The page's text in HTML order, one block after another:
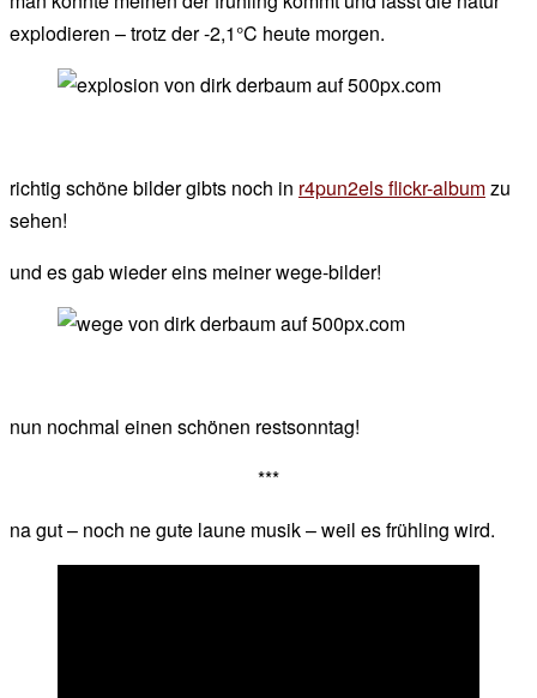
explodieren – trotz der -2,1°C heute morgen.
richtig schöne bilder gibts noch in r4pun2els flickr-albumzu
sehen!
und es gab wieder eins meiner wege-bilder!
nun nochmal einen schönen restsonntag!
***
na gut – noch ne gute laune musik – weil es frühling wird.